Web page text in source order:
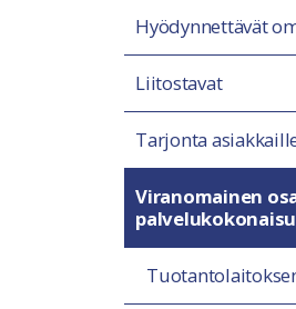
Hyödynnettävät
Liitostavat
Tarjonta
Viranomainen